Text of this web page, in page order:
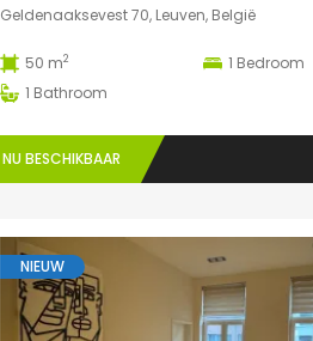
Geldenaaksevest 70, Leuven, België
50 m2 1 Bedroom
1 Bathroom
NU BESCHIKBAAR
NIEUW